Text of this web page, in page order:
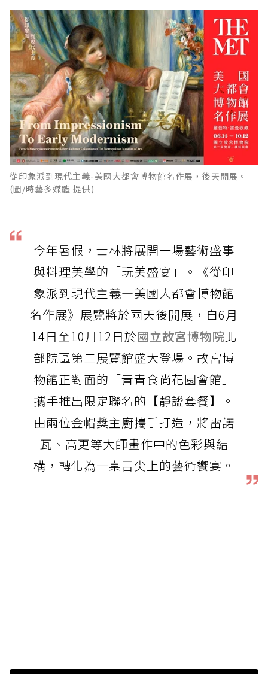
從印象派到現代主義-美國大都會博物館名作展，後天開展。
(圖/時藝多媒體 提供)
今年暑假，士林將展開一場藝術盛事
與料理美學的「玩美盛宴」。《從印
象派到現代主義—美國大都會博物館
名作展》展覽將於兩天後開展，自6月
14日至10月12日於國立故宮博物院北
部院區第二展覽館盛大登場。故宮博
物館正對面的「青青食尚花園會館」
攜手推出限定聯名的【靜謐套餐】。
由兩位金帽獎主廚攜手打造，將雷諾
瓦、高更等大師畫作中的色彩與結
構，轉化為一桌舌尖上的藝術饗宴。